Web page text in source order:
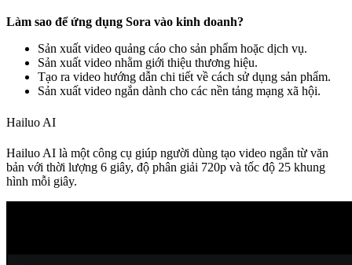
Làm sao để ứng dụng Sora vào kinh doanh?
Sản xuất video quảng cáo cho sản phẩm hoặc dịch vụ.
Sản xuất video nhằm giới thiệu thương hiệu.
Tạo ra video hướng dẫn chi tiết về cách sử dụng sản phẩm.
Sản xuất video ngắn dành cho các nền tảng mạng xã hội.
Hailuo AI
Hailuo AI là một công cụ giúp người dùng tạo video ngắn từ văn
bản với thời lượng 6 giây, độ phân giải 720p và tốc độ 25 khung
hình mỗi giây.